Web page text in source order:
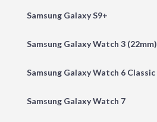
Samsung Galaxy S9+
Samsung Galaxy Watch 3 (22mm)
Samsung Galaxy Watch 6 Classic
Samsung Galaxy Watch 7